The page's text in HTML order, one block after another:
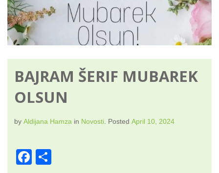
BAJRAM ŠERIF MUBAREK
OLSUN
by Aldijana Hamza in Novosti Posted April 10, 2024
F